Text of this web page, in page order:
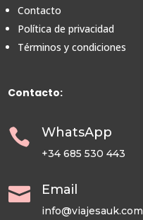
Contacto
Política de privacidad
Términos y condiciones
Contacto:
 WhatsApp
+34 685 530 443
 Email
info@viajesauk.com